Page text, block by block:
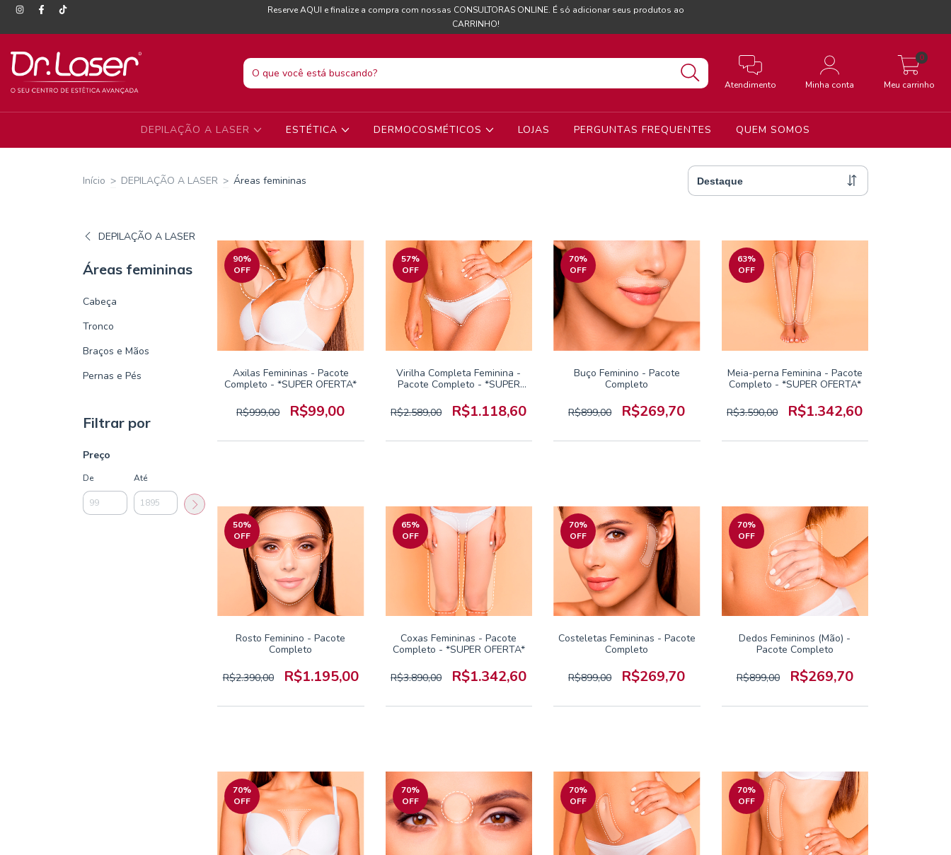
Reserve AQUI e finalize a compra com nossas CONSULTORAS ONLINE. É só adicionar seus produtos ao
CARRINHO!
Atendimento Minha conta Meu carrinho
0
DEPILAÇÃO A LASER ESTÉTICA DERMOCOSMÉTICOS LOJAS PERGUNTAS FREQUENTES QUEM SOMOS
Início > DEPILAÇÃO A LASER > Áreas femininas
DEPILAÇÃO A LASER
Áreas femininas
Cabeça
Tronco
Braços e Mãos
Pernas e Pés
Filtrar por
Preço
De Até
90%
OFF
Axilas Femininas - Pacote
Completo - *SUPER OFERTA*
R$999,00 R$99,00
57%
OFF
Virilha Completa Feminina -
Pacote Completo - *SUPER
R$2.589,00
R$1.118,60
70%
OFF
Buço Feminino - Pacote
Completo
R$899,00 R$269,70
63%
OFF
Meia-perna Feminina - Pacote
Completo - *SUPER OFERTA*
R$3.590,00 R$1.342,60
50%
OFF
Rosto Feminino - Pacote
Completo
R$2.390,00 R$1.195,00
65%
OFF
Coxas Femininas - Pacote
Completo - *SUPER OFERTA*
R$3.890,00 R$1.342,60
70%
OFF
Costeletas Femininas - Pacote
Completo
R$899,00 R$269,70
70%
OFF
Dedos Femininos (Mão) -
Pacote Completo
R$899,00 R$269,70
70%
OFF
70%
OFF
70%
OFF
70%
OFF